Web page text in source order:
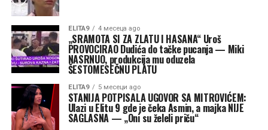
ELITA9 4 месеца ago
„SRAMOTA SI ZA ZLATU I HASANA“ Uroš
PROVOCIRAO Dudića do tačke pucanja — Miki
NASRNUO, produkcija mu oduzela
ŠESTOMESEČNU PLATU
ELITA9 5 месеци ago
STANIJA POTPISALA UGOVOR SA MITROVIĆEM:
Ulazi u Elitu 9 gde je čeka Asmin, a majka NIJE
SAGLASNA — „Oni su želeli priču“